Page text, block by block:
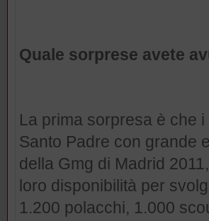
Quale sorprese avete
La prima sorpresa è che
Santo Padre con grande
della Gmg di Madrid
loro disponibilità per
1.200 polacchi, 1.000